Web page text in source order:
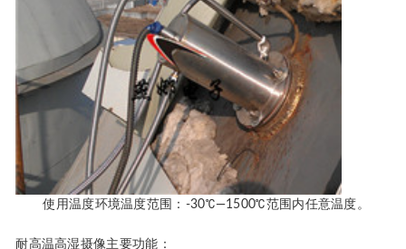
使用温度环境温度范围：-30℃—1500℃范围内任意温度。
耐高温高湿摄像主要功能：